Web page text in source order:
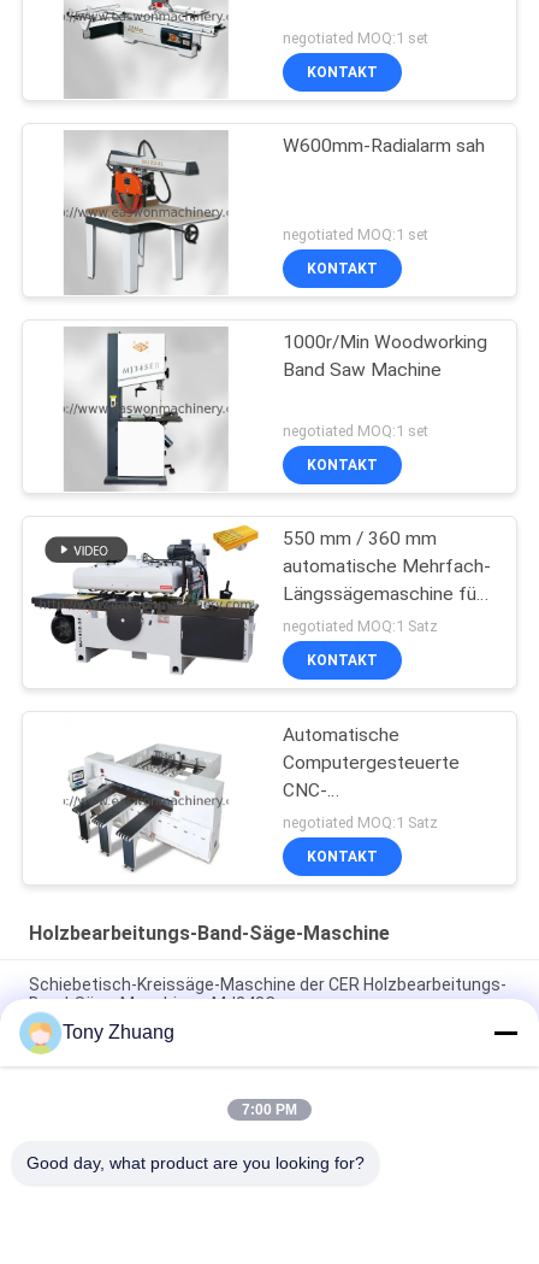
negotiated MOQ:1 set
KONTAKT
W600mm-Radialarm sah
negotiated MOQ:1 set
KONTAKT
1000r/Min Woodworking
Band Saw Machine
negotiated MOQ:1 set
KONTAKT
550 mm / 360 mm
automatische Mehrfach-
Längssägemaschine für
die Verarbeitung von
Massivholzplatten
negotiated MOQ:1 Satz
KONTAKT
Automatische
Computergesteuerte
CNC-
Balkensägemaschinen
negotiated MOQ:1 Satz
KONTAKT
Holzbearbeitungs-Band-Säge-Maschine
Schiebetisch-Kreissäge-Maschine der CER Holzbearbeitungs-
Band-Säge-Maschinen-MJ243C
Band-Säge-Maschine CS1225B hölzerne, CNC 18 Zoll-Band-
Säge-Maschine
Holzbearbeitungs-Bande MJ223A MJ224C MJ224D sah, dass
Tony Zhuang
7:00 PM
Good day, what product are you looking for?